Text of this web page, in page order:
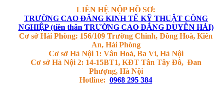
LIÊN HỆ NỘP HỒ SƠ:
TRƯỜNG CAO ĐẲNG KINH TẾ KỸ THUẬT CÔNG
NGHIỆP (tiền thân TRƯỜNG CAO ĐẲNG DUYÊN HẢI)
Cơ sở Hải Phòng: 156/109 Trường Chinh, Đồng Hoà, Kiến
An, Hải Phòng
Cơ sở Hà Nội 1: Vân Hoà, Ba Vì, Hà Nội
Cơ sở Hà Nội 2: 14-15BT1, KĐT Tân Tây Đô, Đan
Phượng, Hà Nội
Hotline: 0968 295 384